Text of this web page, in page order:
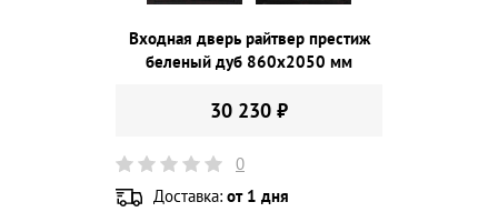
Входная дверь райтвер престиж
беленый дуб 860х2050 мм
30 230 ₽
0
Доставка: от 1 дня